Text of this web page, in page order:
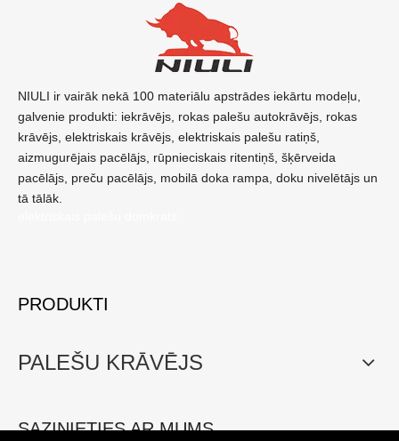
NIULI ir vairāk nekā 100 materiālu apstrādes iekārtu modeļu,
galvenie produkti: iekrāvējs, rokas palešu autokrāvējs, rokas
krāvējs, elektriskais krāvējs, elektriskais palešu ratiņš,
aizmugurējais pacēlājs, rūpnieciskais ritentiņš, šķērveida
pacēlājs, preču pacēlājs, mobilā doka rampa, doku nivelētājs un
tā tālāk.
PRODUKTI
PALEŠU KRĀVĒJS
SAZINIETIES AR MUMS